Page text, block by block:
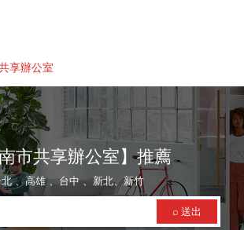
享辦公室
南市共享辦公室】推薦
北、高雄、台中、新北、新竹
⌕ 送出